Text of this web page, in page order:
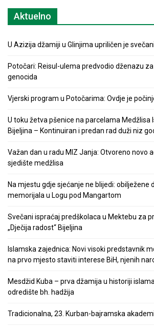
Aktuelno
U Azizija džamiji u Glinjima upriličen je
Potočari: Reisul-ulema predvodio dženazu
genocida
Vjerski program u Potočarima: Ovdje je
U toku žetva pšenice na parcelama Medžlisa
Bijeljina – Kontinuiran i predan rad duži niz
Važan dan u radu MIZ Janja: Otvoreno novo
sjedište medžlisa
Na mjestu gdje sjećanje ne blijedi: obilježene
memorijala u Logu pod Mangartom
Svečani ispraćaj predškolaca u Mektebu za
„Dječija radost“ Bijeljina
Islamska zajednica: Novi visoki predstavnik
na prvo mjesto staviti interese BiH, njenih
Mesdžid Kuba – prva džamija u historiji
odredište bh. hadžija
Tradicionalna, 23. Kurban-bajramska